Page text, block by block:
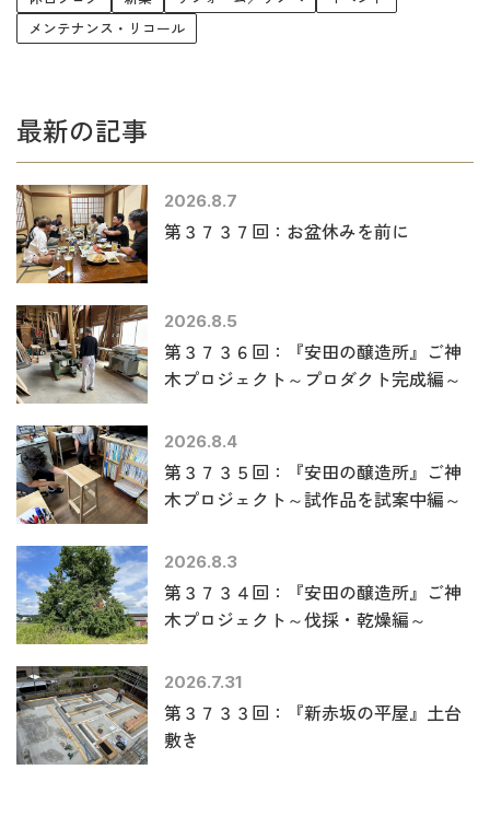
メンテナンス・リコール
最新の記事
2026.8.7
第３７３７回：お盆休みを前に
2026.8.5
第３７３６回：『安田の醸造所』ご神
木プロジェクト～プロダクト完成編～
2026.8.4
第３７３５回：『安田の醸造所』ご神
木プロジェクト～試作品を試案中編～
2026.8.3
第３７３４回：『安田の醸造所』ご神
木プロジェクト～伐採・乾燥編～
2026.7.31
第３７３３回：『新赤坂の平屋』土台
敷き